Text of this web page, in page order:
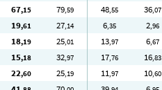
67,15 79,59 48,55 36,07
19,61 27,14 6,35 2,96
18,19 25,01 13,97 6,67
15,18 32,97 17,76 16,83
22,60 25,19 11,97 10,60